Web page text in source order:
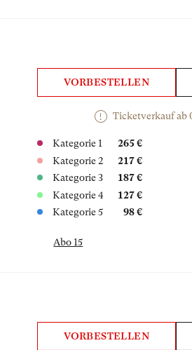
VORBESTELLEN
Ticketverkauf ab
Kategorie 1
265 €
Kategorie 2
217 €
Kategorie 3
187 €
Kategorie 4
127 €
Kategorie 5
98 €
Abo 15
VORBESTELLEN